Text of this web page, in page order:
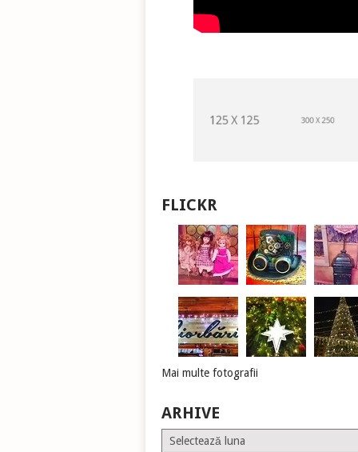
FLICKR
Mai multe fotografii
ARHIVE
Arhive